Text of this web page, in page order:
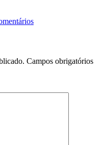
Campos obrigatórios